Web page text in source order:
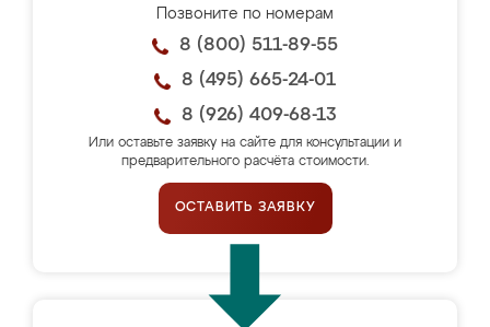
Позвоните по номерам
8 (800) 511-89-55
8 (495) 665-24-01
8 (926) 409-68-13
Или оставьте заявку на сайте для консультации и
предварительного расчёта стоимости.
ОСТАВИТЬ ЗАЯВКУ